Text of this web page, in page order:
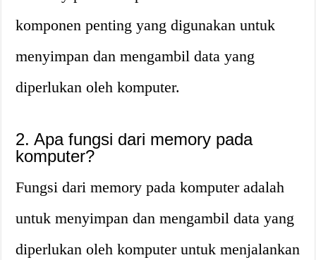
komponen penting yang digunakan untuk
menyimpan dan mengambil data yang
diperlukan oleh komputer.
2. Apa fungsi dari memory pada
komputer?
Fungsi dari memory pada komputer adalah
untuk menyimpan dan mengambil data yang
diperlukan oleh komputer untuk menjalankan